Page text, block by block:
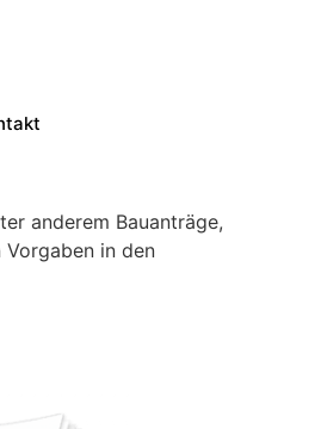
anderem Bauanträge,
in den